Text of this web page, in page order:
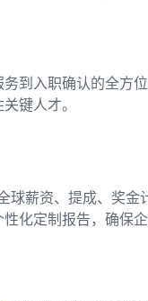
到入职确认的全方
键人才。
球薪资、提成、奖
化定制报告，确保